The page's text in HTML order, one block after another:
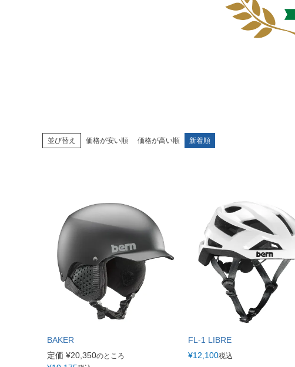
並び替え 価格が安い順 価格が高い順 新着順
BAKER
定価 ¥20,350のところ
FL-1 LIBRE
¥12,100税込